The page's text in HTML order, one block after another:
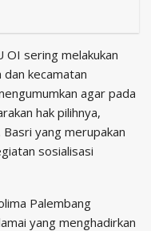
OI sering melakukan
kecamatan
agar pada
hak pilihnya,
yang merupakan
sosialisasi
Palembang
yang menghadirkan